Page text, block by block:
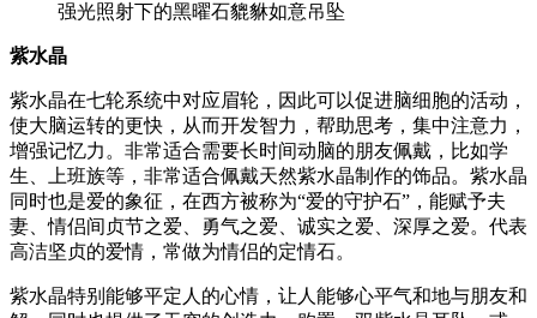
强光照射下的黑曜石貔貅如意吊坠
紫水晶
紫水晶在七轮系统中对应眉轮，因此可以促进脑细胞的活动，
使大脑运转的更快，从而开发智力，帮助思考，集中注意力，
增强记忆力。非常适合需要长时间动脑的朋友佩戴，比如学
生、上班族等，非常适合佩戴天然紫水晶制作的饰品。紫水晶
同时也是爱的象征，在西方被称为“爱的守护石”，能赋予夫
妻、情侣间贞节之爱、勇气之爱、诚实之爱、深厚之爱。代表
高洁坚贞的爱情，常做为情侣的定情石。
紫水晶特别能够平定人的心情，让人能够心平气和地与朋友和